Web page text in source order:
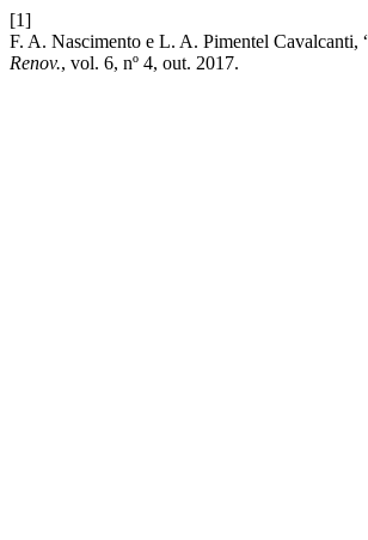
[1]
F. A. Nascimento e L. A. Pimentel
Renov., vol. 6, nº 4, out. 2017.